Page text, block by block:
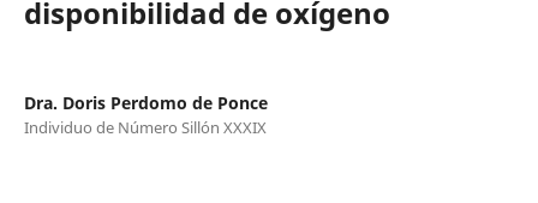
disponibilidad de oxígeno
Dra. Doris Perdomo de Ponce
Individuo de Número Sillón XXXIX